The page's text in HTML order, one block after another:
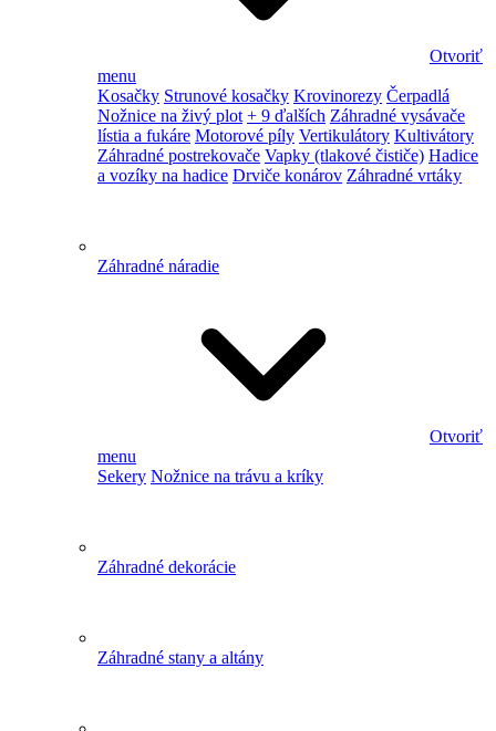
Otvoriť
menu
Kosačky Strunové kosačky Krovinorezy Čerpadlá
Nožnice na živý plot + 9 ďalších Záhradné vysávače
lístia a fukáre Motorové píly Vertikulátory Kultivátory
Záhradné postrekovače Vapky (tlakové čističe) Hadice
a vozíky na hadice Drviče konárov Záhradné vrtáky
Záhradné náradie
Otvoriť
menu
Sekery Nožnice na trávu a kríky
Záhradné dekorácie
Záhradné stany a altány